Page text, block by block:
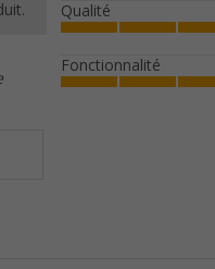
Qualité
Fonctionnalité